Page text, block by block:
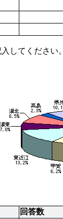
してください。
回答数